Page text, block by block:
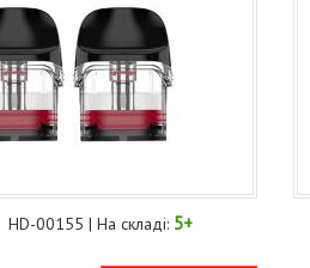
HD-00155 | На складі: 5+